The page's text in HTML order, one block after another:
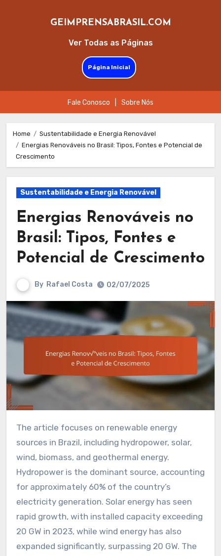
Ver Todas as Páginas
GEIMPRENSABRASIL.COM
Página Inicial
Fale Conosco Sobre Nós
content
Home
Sustentabilidade e Energia Renovável
Energias Renováveis no Brasil: Tipos, Fontes e Potencial de
Crescimento
Sustentabilidade e Energia Renovável
Energias Renováveis no
Brasil: Tipos, Fontes e
Potencial de Crescimento
By Rafael Costa 02/07/2025
The article focuses on renewable energy
sources in Brazil, including hydropower, solar,
wind, biomass, and geothermal energy.
Hydropower is the dominant source, accounting
for approximately 60% of the country’s
electricity generation. Solar energy has seen
rapid growth, with installed capacity exceeding
20 GW in 2023, while wind energy has also
expanded significantly, surpassing 20 GW. The